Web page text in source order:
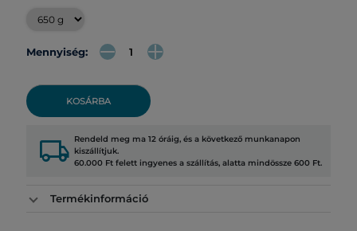
Mennyiség:
KOSÁRBA
local_shipping Rendeld meg ma 12 óráig, és a következő munkanapon
kiszállítjuk.
60.000 Ft felett ingyenes a szállítás, alatta mindössze 600 Ft.
Termékinformáció